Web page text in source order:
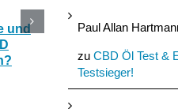
und
Katerstimmung: Wie
nach zu viel Alkohol?
August 24th, 2022 |
Kommentare
Paul Allan
zu CBD Öl Test &
Testsieger!